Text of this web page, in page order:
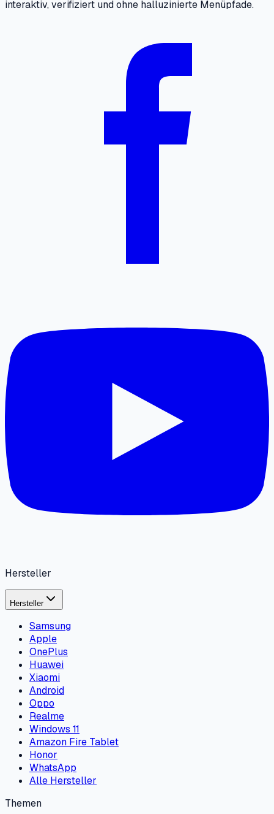
interaktiv, verifiziert und ohne halluzinierte Menüpfade.
Hersteller
Hersteller
Samsung
Apple
OnePlus
Huawei
Xiaomi
Android
Oppo
Realme
Windows 11
Amazon Fire Tablet
Honor
WhatsApp
Alle Hersteller
Themen